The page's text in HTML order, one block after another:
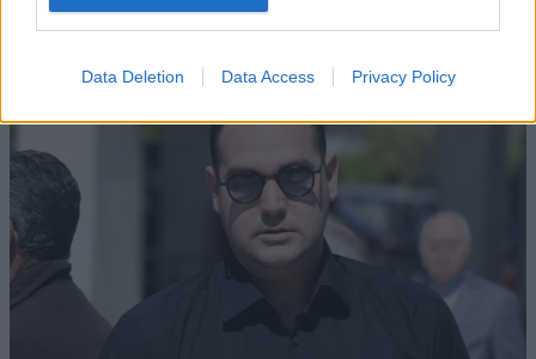
Data Deletion Data Access Privacy Policy
Θεό, είναι δημιούργημα του ανθρώπου»